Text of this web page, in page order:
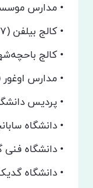
• مدارس موسسه
• کالج بیلفن (۱۷ کیلومتر)
• کالج باحچه‌شهیر (۶
• مدارس اوغور (۳
• پردیس
• دانشگاه سابانچی (۱۷
• دانشگاه فنی گبزه
• دانشگاه گدیک (۳٫۵